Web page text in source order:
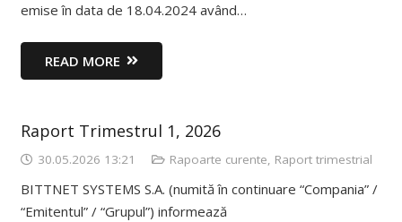
emise în data de 18.04.2024 având…
READ MORE
Raport Trimestrul 1, 2026
30.05.2026 13:21 Rapoarte curente, Raport trimestrial
BITTNET SYSTEMS S.A. (numită în continuare “Compania” /
“Emitentul” / “Grupul”) informează